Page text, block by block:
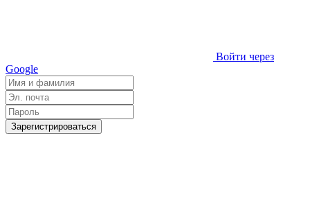
Войти через
Google
Зарегистрироваться